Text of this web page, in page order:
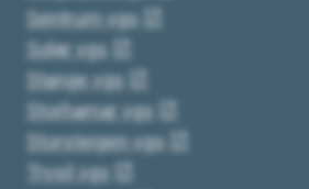
Sentrum vgs
Solør vgs
Stange vgs
Storhamar vgs
Storsteigen vgs
Trysil vgs